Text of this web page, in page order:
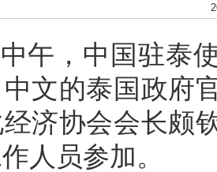
午，中国驻泰
文的泰国政府
济协会会长颇
人员参加。